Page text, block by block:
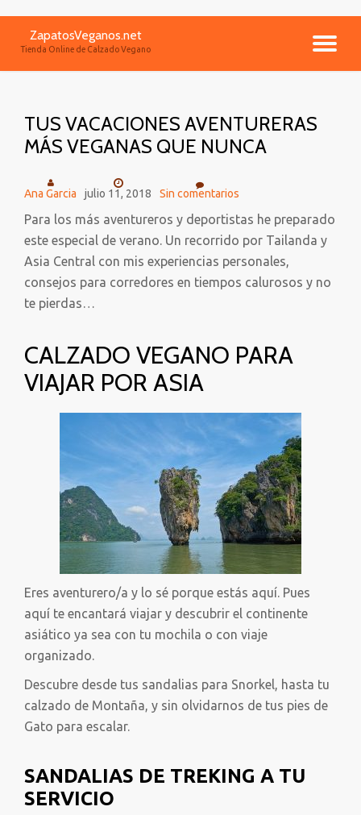
contenido
ZapatosVeganos.net
Tienda Online de Calzado Vegano
TUS VACACIONES AVENTURERAS
MÁS VEGANAS QUE NUNCA
Ana Garcia julio 11, 2018 Sin comentarios
Para los más aventureros y deportistas he preparado
este especial de verano. Un recorrido por Tailanda y
Asia Central con mis experiencias personales,
consejos para corredores en tiempos calurosos y no
te pierdas…
CALZADO VEGANO PARA
VIAJAR POR ASIA
Eres aventurero/a y lo sé porque estás aquí. Pues
aquí te encantará viajar y descubrir el continente
asiático ya sea con tu mochila o con viaje
organizado.
Descubre desde tus sandalias para Snorkel, hasta tu
calzado de Montaña, y sin olvidarnos de tus pies de
Gato para escalar.
SANDALIAS DE TREKING A TU
SERVICIO